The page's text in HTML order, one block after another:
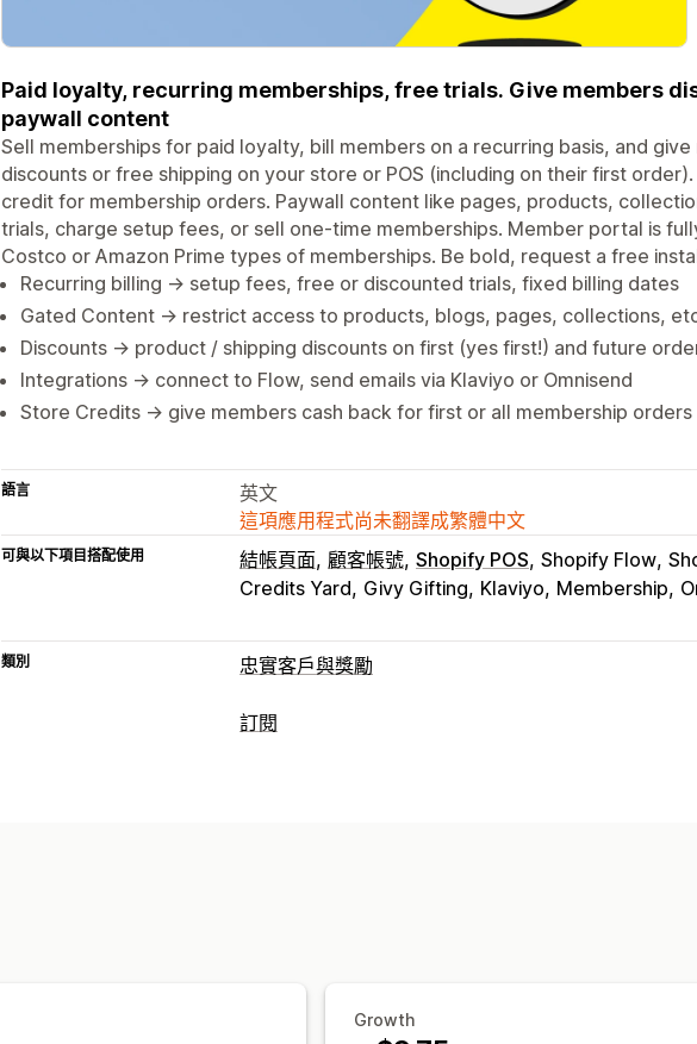
Paid loyalty, recurring memberships, free trials. Give members
paywall content
Sell memberships for paid loyalty, bill members on a recurring basis, and
discounts or free shipping on your store or POS (including on their first
credit for membership orders. Paywall content like pages, products,
trials, charge setup fees, or sell one-time memberships. Member portal is
Costco or Amazon Prime types of memberships. Be bold, request a free
Recurring billing → setup fees, free or discounted trials, fixed billing dates
Gated Content → restrict access to products, blogs, pages, collections,
Discounts → product / shipping discounts on first (yes first!) and future
Integrations → connect to Flow, send emails via Klaviyo or Omnisend
Store Credits → give members cash back for first or all membership orders
語言
英文
這項應用程式尚未翻譯成繁體中文
可與以下項目搭配使用 結帳頁面 顧客帳號 Shopify POS Shopify Flow
Credits Yard Givy Gifting Klaviyo Membership
類別 忠實客戶與獎勵
計畫類型
訂閱
Growth